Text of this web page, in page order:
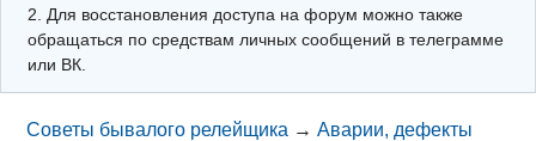
2. Для восстановления доступа на форум можно также
обращаться по средствам личных сообщений в телеграмме
или ВК.
Советы бывалого релейщика →Аварии, дефекты